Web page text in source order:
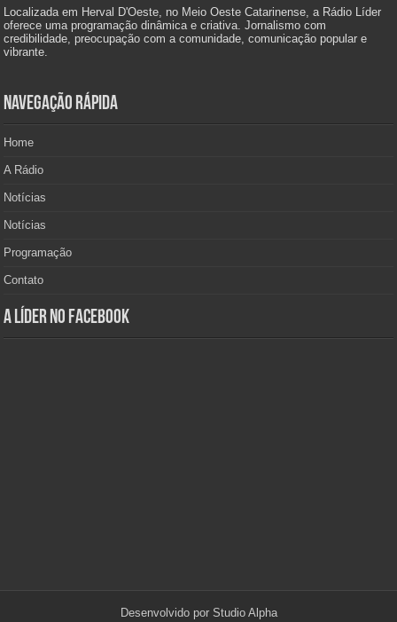
Localizada em Herval D'Oeste, no Meio Oeste Catarinense, a Rádio Líder
oferece uma programação dinâmica e criativa. Jornalismo com
credibilidade, preocupação com a comunidade, comunicação popular e
vibrante.
Navegação Rápida
Home
A Rádio
Notícias
Notícias
Programação
Contato
A Líder no Facebook
Desenvolvido por Studio Alpha